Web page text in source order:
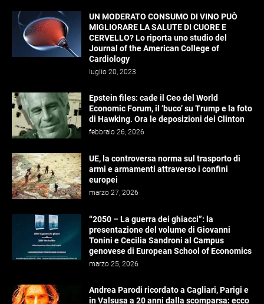
UN MODERATO CONSUMO DI VINO PUÒ
MIGLIORARE LA SALUTE DI CUORE E
CERVELLO? Lo riporta uno studio del
Journal of the American College of
Cardiology
luglio 20, 2023
Epstein files: cade il Ceo del World
Economic Forum, il ‘buco’ su Trump e la foto
di Hawking. Ora le deposizioni dei Clinton
febbraio 26, 2026
UE, la controversa norma sul trasporto di
armi e armamenti attraverso i confini
europei
marzo 27, 2026
“2050 – La guerra dei ghiacci”: la
presentazione del volume di Giovanni
Tonini e Cecilia Sandroni al Campus
genovese di European School of Economics
marzo 25, 2026
Andrea Parodi ricordato a Cagliari, Parigi e
in Valsusa a 20 anni dalla scomparsa: ecco